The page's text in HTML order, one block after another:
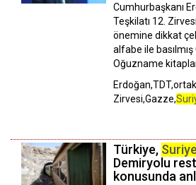
Cumhurbaşkanı
Teşkilatı 12.
önemine dikkat
alfabe ile
Oğuzname
Zirvesi,Gazze,
Türkiye, Suriye
Demiryolu
konusunda